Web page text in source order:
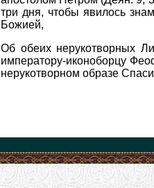
три дня, чтобы явилось
Божией,
Об обеих нерукотворных
императору-иконоборцу
нерукотворном образе